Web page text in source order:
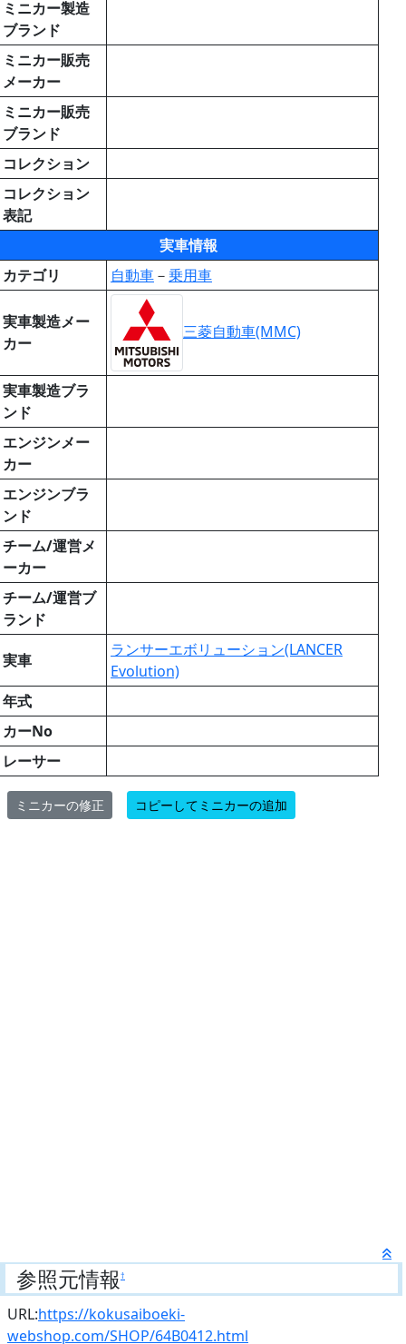
ミニカー製造
ブランド
ミニカー販売
メーカー
ミニカー販売
ブランド
コレクション
コレクション
表記
実車情報
カテゴリ
自動車－乗用車
実車製造メー
カー
三菱自動車(MMC)
実車製造ブラ
ンド
エンジンメー
カー
エンジンブラ
ンド
チーム/運営メ
ーカー
チーム/運営ブ
ランド
実車
ランサーエボリューション(LANCER
Evolution)
年式
カーNo
レーサー
ミニカーの修正 コピーしてミニカーの追加
参照元情報†
URL:https://kokusaiboeki-
webshop.com/SHOP/64B0412.html